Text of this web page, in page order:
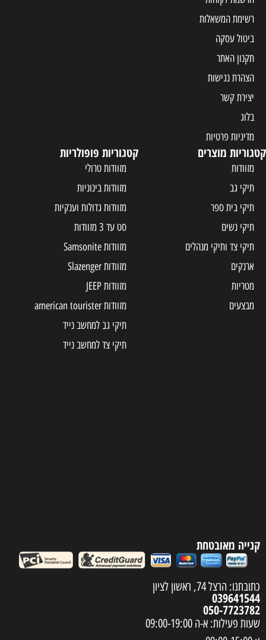
רשימת המשאלות
ביטול עסקה
תקנון האתר
הצהרת נגישות
יצירת קשר
בלוג
מדיניות פרטיות
קטגוריות מוצרים
מזוודות
תיקי גב
תיקי בית ספר
תיקי נשים
תיקי צד ותיקי מנהלים
ארנקים
מטריות
מבצעים
קטגוריות פופולריות
מזוודות טרולי
מזוודות בינוניות
מזוודות גדולות וענקיות
סט עד 3 מזוודות
מזוודות Samsonite
מזוודות Slazenger
מזוודות JEEP
מזוודות american tourister
תיקי גב למחשב נייד
תיקי צד למחשב נייד
קנייה מאובטחת
כתובתנו: הרצל 74, ראשון לציון
039641544
050-7723782
שעות פעילות: א-ה 09:00-19:00